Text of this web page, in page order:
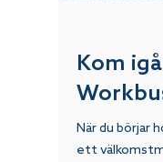
Kom
När du börjar
ett